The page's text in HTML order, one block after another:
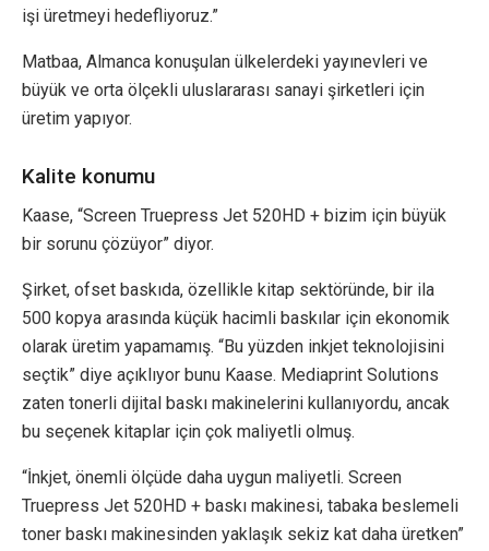
işi üretmeyi hedefliyoruz.”
Matbaa, Almanca konuşulan ülkelerdeki yayınevleri ve
büyük ve orta ölçekli uluslararası sanayi şirketleri için
üretim yapıyor.
Kalite konumu
Kaase, “Screen Truepress Jet 520HD + bizim için büyük
bir sorunu çözüyor” diyor.
Şirket, ofset baskıda, özellikle kitap sektöründe, bir ila
500 kopya arasında küçük hacimli baskılar için ekonomik
olarak üretim yapamamış. “Bu yüzden inkjet teknolojisini
seçtik” diye açıklıyor bunu Kaase. Mediaprint Solutions
zaten tonerli dijital baskı makinelerini kullanıyordu, ancak
bu seçenek kitaplar için çok maliyetli olmuş.
“İnkjet, önemli ölçüde daha uygun maliyetli. Screen
Truepress Jet 520HD + baskı makinesi, tabaka beslemeli
toner baskı makinesinden yaklaşık sekiz kat daha üretken”